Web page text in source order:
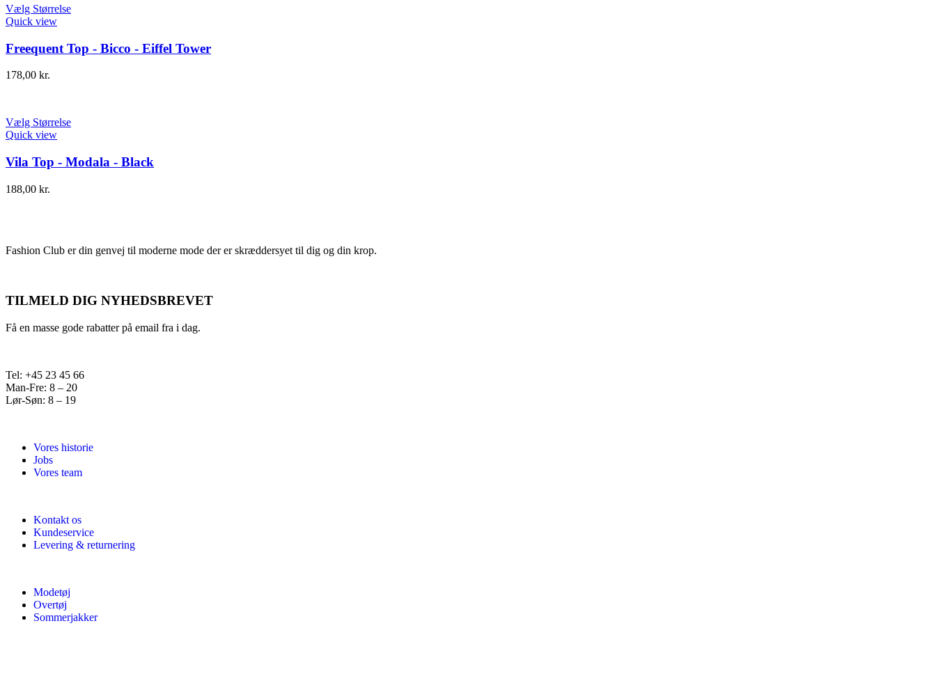
Vælg Størrelse
Quick view
Freequent Top - Bicco - Eiffel Tower
178,00 kr.
Vælg Størrelse
Quick view
Vila Top - Modala - Black
188,00 kr.
Fashion Club er din genvej til moderne mode der er skræddersyet til dig og din krop.
TILMELD DIG NYHEDSBREVET
Få en masse gode rabatter på email fra i dag.
Tel: +45 23 45 66
Man-Fre: 8 – 20
Lør-Søn: 8 – 19
Vores historie
Jobs
Vores team
Kontakt os
Kundeservice
Levering & returnering
Modetøj
Overtøj
Sommerjakker